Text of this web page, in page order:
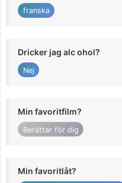
franska
Dricker jag alc ohol?
Nej
Min favoritfilm?
Berättar för dig
Min favoritlåt?